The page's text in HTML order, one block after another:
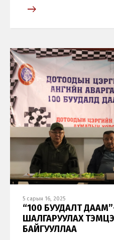
5 сарын 16, 2025
“100 БУУДАЛТ
ШАЛГАРУУЛАХ
БАЙГУУЛЛАА